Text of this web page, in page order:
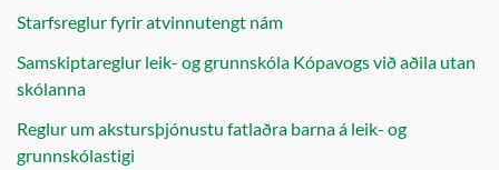
Starfsreglur fyrir atvinnutengt nám
Samskiptareglur leik- og grunnskóla Kópavogs við aðila utan
skólanna
Reglur um akstursþjónustu fatlaðra barna á leik- og
grunnskólastigi